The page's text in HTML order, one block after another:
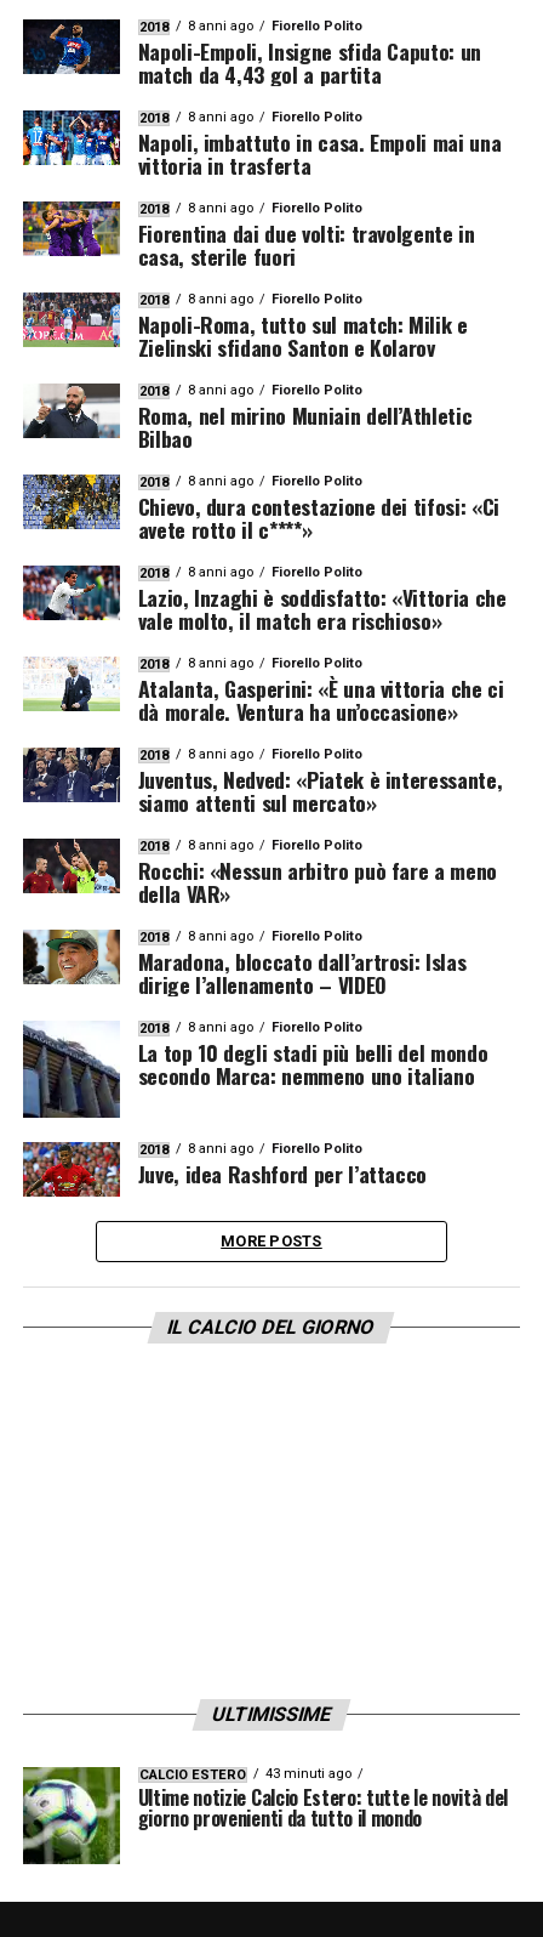
2018 8 anni ago Fiorello Polito
Napoli-Empoli, Insigne sfida Caputo: un
match da 4,43 gol a partita
2018 8 anni ago Fiorello Polito
Napoli, imbattuto in casa. Empoli mai una
vittoria in trasferta
2018 8 anni ago Fiorello Polito
Fiorentina dai due volti: travolgente in
casa, sterile fuori
2018 8 anni ago Fiorello Polito
Napoli-Roma, tutto sul match: Milik e
Zielinski sfidano Santon e Kolarov
2018 8 anni ago Fiorello Polito
Roma, nel mirino Muniain dell’Athletic
Bilbao
2018 8 anni ago Fiorello Polito
Chievo, dura contestazione dei tifosi: «Ci
avete rotto il c****»
2018 8 anni ago Fiorello Polito
Lazio, Inzaghi è soddisfatto: «Vittoria che
vale molto, il match era rischioso»
2018 8 anni ago Fiorello Polito
Atalanta, Gasperini: «È una vittoria che ci
dà morale. Ventura ha un’occasione»
2018 8 anni ago Fiorello Polito
Juventus, Nedved: «Piatek è interessante,
siamo attenti sul mercato»
2018 8 anni ago Fiorello Polito
Rocchi: «Nessun arbitro può fare a meno
della VAR»
2018 8 anni ago Fiorello Polito
Maradona, bloccato dall’artrosi: Islas
dirige l’allenamento – VIDEO
2018 8 anni ago Fiorello Polito
La top 10 degli stadi più belli del mondo
secondo Marca: nemmeno uno italiano
2018 8 anni ago Fiorello Polito
Juve, idea Rashford per l’attacco
MORE POSTS
IL CALCIO DEL GIORNO
ULTIMISSIME
CALCIO ESTERO 43 minuti ago
Ultime notizie Calcio Estero: tutte le novità del
giorno provenienti da tutto il mondo